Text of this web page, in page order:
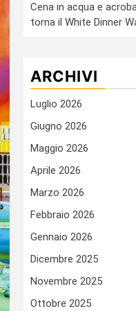
Cena in acqua e
torna il White Dinner
ARCHIVI
Luglio 2026
Giugno 2026
Maggio 2026
Aprile 2026
Marzo 2026
Febbraio 2026
Gennaio 2026
Dicembre 2025
Novembre 2025
Ottobre 2025